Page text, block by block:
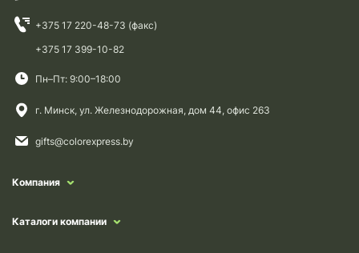
+375 17 220-48-73 (факс)
+375 17 399-10-82
Пн–Пт: 9:00–18:00
г. Минск, ул. Железнодорожная, дом 44, офис 263
gifts@colorexpress.by
Компания
Каталоги компании